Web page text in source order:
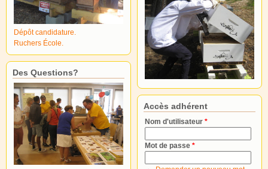
Dépôt candidature.
Ruchers École.
Des Questions?
Accès adhérent
Nom d'utilisateur *
Mot de passe *